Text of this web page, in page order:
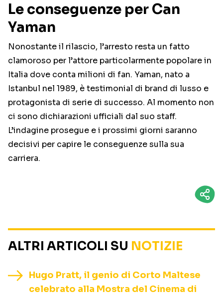
Le conseguenze per Can
Yaman
Nonostante il rilascio, l’arresto resta un fatto
clamoroso per l’attore particolarmente popolare in
Italia dove conta milioni di fan. Yaman, nato a
Istanbul nel 1989, è testimonial di brand di lusso e
protagonista di serie di successo. Al momento non
ci sono dichiarazioni ufficiali dal suo staff.
L’indagine prosegue e i prossimi giorni saranno
decisivi per capire le conseguenze sulla sua
carriera.
ALTRI ARTICOLI SU NOTIZIE
Hugo Pratt, il genio di Corto Maltese
celebrato alla Mostra del Cinema di